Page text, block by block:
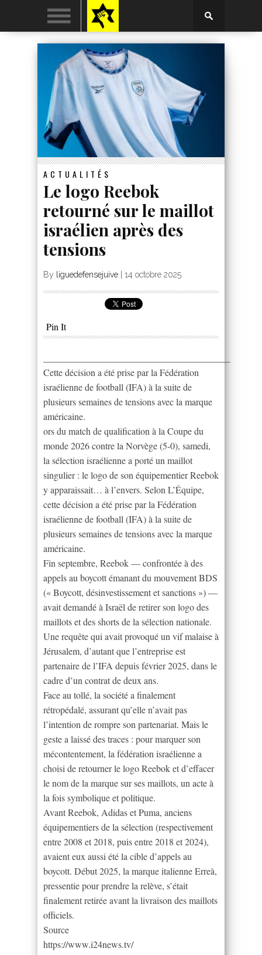
ACTUALITÉS
Le logo Reebok
retourné sur le maillot
israélien après des
tensions
By liguedefensejuive 14 octobre 2025
Pin It
Cette décision a été prise par la Fédération
israélienne de football (IFA) à la suite de
plusieurs semaines de tensions avec la marque
américaine.
ors du match de qualification à la Coupe du
monde 2026 contre la Norvège (5-0), samedi,
la sélection israélienne a porté un maillot
singulier : le logo de son équipementier Reebok
y apparaissait… à l’envers. Selon L’Équipe,
cette décision a été prise par la Fédération
israélienne de football (IFA) à la suite de
plusieurs semaines de tensions avec la marque
américaine.
Fin septembre, Reebok — confrontée à des
appels au boycott émanant du mouvement BDS
(« Boycott, désinvestissement et sanctions ») —
avait demandé à Israël de retirer son logo des
maillots et des shorts de la sélection nationale.
Une requête qui avait provoqué un vif malaise à
Jérusalem, d’autant que l’entreprise est
partenaire de l’IFA depuis février 2025, dans le
cadre d’un contrat de deux ans.
Face au tollé, la société a finalement
rétropédalé, assurant qu’elle n’avait pas
l’intention de rompre son partenariat. Mais le
geste a laissé des traces : pour marquer son
mécontentement, la fédération israélienne a
choisi de retourner le logo Reebok et d’effacer
le nom de la marque sur ses maillots, un acte à
la fois symbolique et politique.
Avant Reebok, Adidas et Puma, anciens
équipementiers de la sélection (respectivement
entre 2008 et 2018, puis entre 2018 et 2024),
avaient eux aussi été la cible d’appels au
boycott. Début 2025, la marque italienne Erreà,
pressentie pour prendre la relève, s’était
finalement retirée avant la livraison des maillots
officiels.
Source
https://www.i24news.tv/